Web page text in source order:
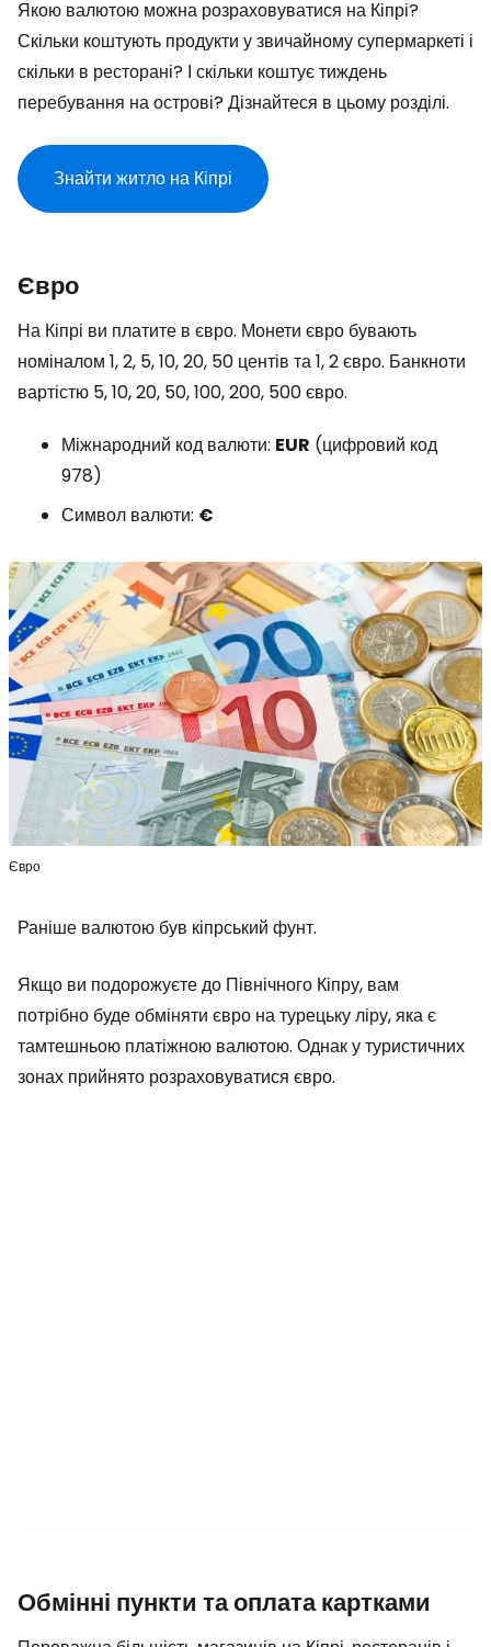
Якою валютою можна розраховуватися на Кіпрі?
Скільки коштують продукти у звичайному супермаркеті і
скільки в ресторані? І скільки коштує тиждень
перебування на острові? Дізнайтеся в цьому розділі.
Знайти житло на Кіпрі
Євро
На Кіпрі ви платите в євро. Монети євро бувають
номіналом 1, 2, 5, 10, 20, 50 центів та 1, 2 євро. Банкноти
вартістю 5, 10, 20, 50, 100, 200, 500 євро.
Міжнародний код валюти: EUR (цифровий код
978)
Символ валюти: €
Євро
Раніше валютою був кіпрський фунт.
Якщо ви подорожуєте до Північного Кіпру, вам
потрібно буде обміняти євро на турецьку ліру, яка є
тамтешньою платіжною валютою. Однак у туристичних
зонах прийнято розраховуватися євро.
Обмінні пункти та оплата картками